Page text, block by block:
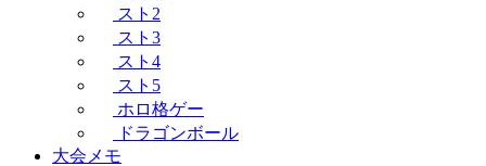
スト2
スト3
スト4
スト5
ホロ格ゲー
ドラゴンボール
大会メモ